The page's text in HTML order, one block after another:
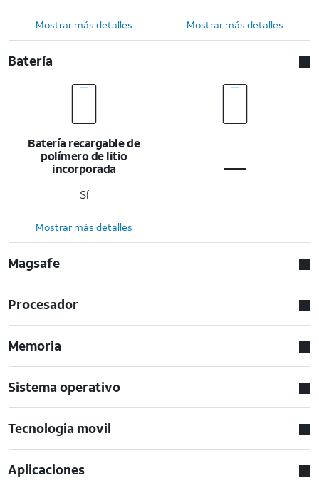
Mostrar más detalles Mostrar más detalles
Batería
Batería recargable de
polímero de litio
incorporada
Sí
Mostrar más detalles
Magsafe
Procesador
Memoria
Sistema operativo
Tecnologia movil
Aplicaciones